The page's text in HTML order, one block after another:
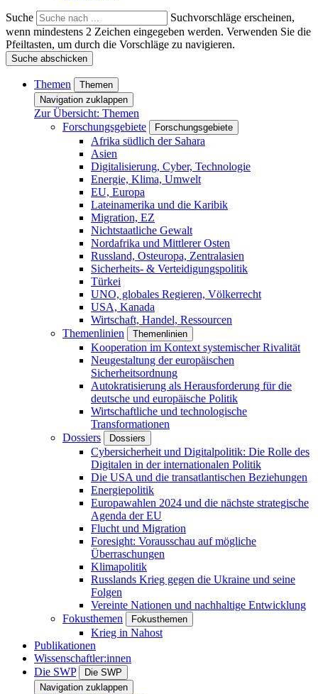
Suche
Suchvorschläge erscheinen,
wenn mindestens 2 Zeichen eingegeben werden. Verwenden Sie die
Pfeiltasten, um durch die Vorschläge zu navigieren.
Suche abschicken
Themen
Themen
Navigation zuklappen
Zur Übersicht: Themen
Forschungsgebiete
Forschungsgebiete
Afrika südlich der Sahara
Asien
Digitalisierung, Cyber, Technologie
Energie, Klima, Umwelt
EU, Europa
Lateinamerika und die Karibik
Migration, EZ
Nichtstaatliche Gewalt
Nordafrika und Mittlerer Osten
Russland, Osteuropa, Zentralasien
Sicherheits- & Verteidigungspolitik
Türkei
UNO, globales Regieren, Völkerrecht
USA, Kanada
Wirtschaft, Handel, Ressourcen
Themenlinien
Themenlinien
Kooperation im Kontext systemischer Rivalität
Neugestaltung der europäischen
Sicherheitsordnung
Autokratisierung als Herausforderung für die
deutsche und europäische Politik
Wirtschaftliche und technologische
Transformationen
Dossiers
Dossiers
Cybersicherheit und Digitalpolitik: Die Rolle des
Digitalen in der internationalen Politik
Die USA und die transatlantischen Beziehungen
Energiepolitik
Europawahlen 2024 und die nächste strategische
Agenda der EU
Flucht und Migration
Foresight: Vorausschau auf mögliche
Überraschungen
Klimapolitik
Russlands Krieg gegen die Ukraine und seine
Folgen
Vereinte Nationen und nachhaltige Entwicklung
Fokusthemen
Fokusthemen
Krieg in Nahost
Publikationen
Wissenschaftler:innen
Die SWP
Die SWP
Navigation zuklappen